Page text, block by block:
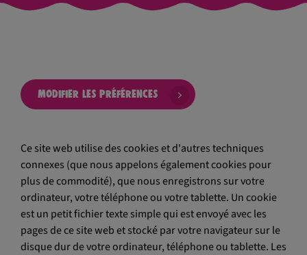
Modifier les préférences
Ce site web utilise des cookies et d'autres techniques
connexes (que nous appelons également cookies pour
plus de commodité), que nous enregistrons sur votre
ordinateur, votre téléphone ou votre tablette. Un cookie
est un petit fichier texte simple qui est envoyé avec les
pages de ce site web et stocké par votre navigateur sur le
disque dur de votre ordinateur, téléphone ou tablette. Les